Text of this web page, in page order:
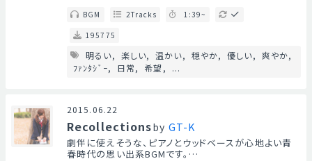
BGM 2Tracks
1:39~
195775
明るい 楽しい 温かい 穏やか 優しい
爽やか
ﾌｧﾝﾀｼﾞｰ
日常 希望 ...
2015.06.22
Recollectionsby GT-K
劇伴に使えそうな、ピアノとウッドベースが心地よい青
春時代の思い出系BGMです。…